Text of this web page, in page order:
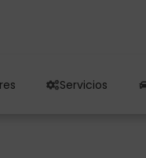
Servicios